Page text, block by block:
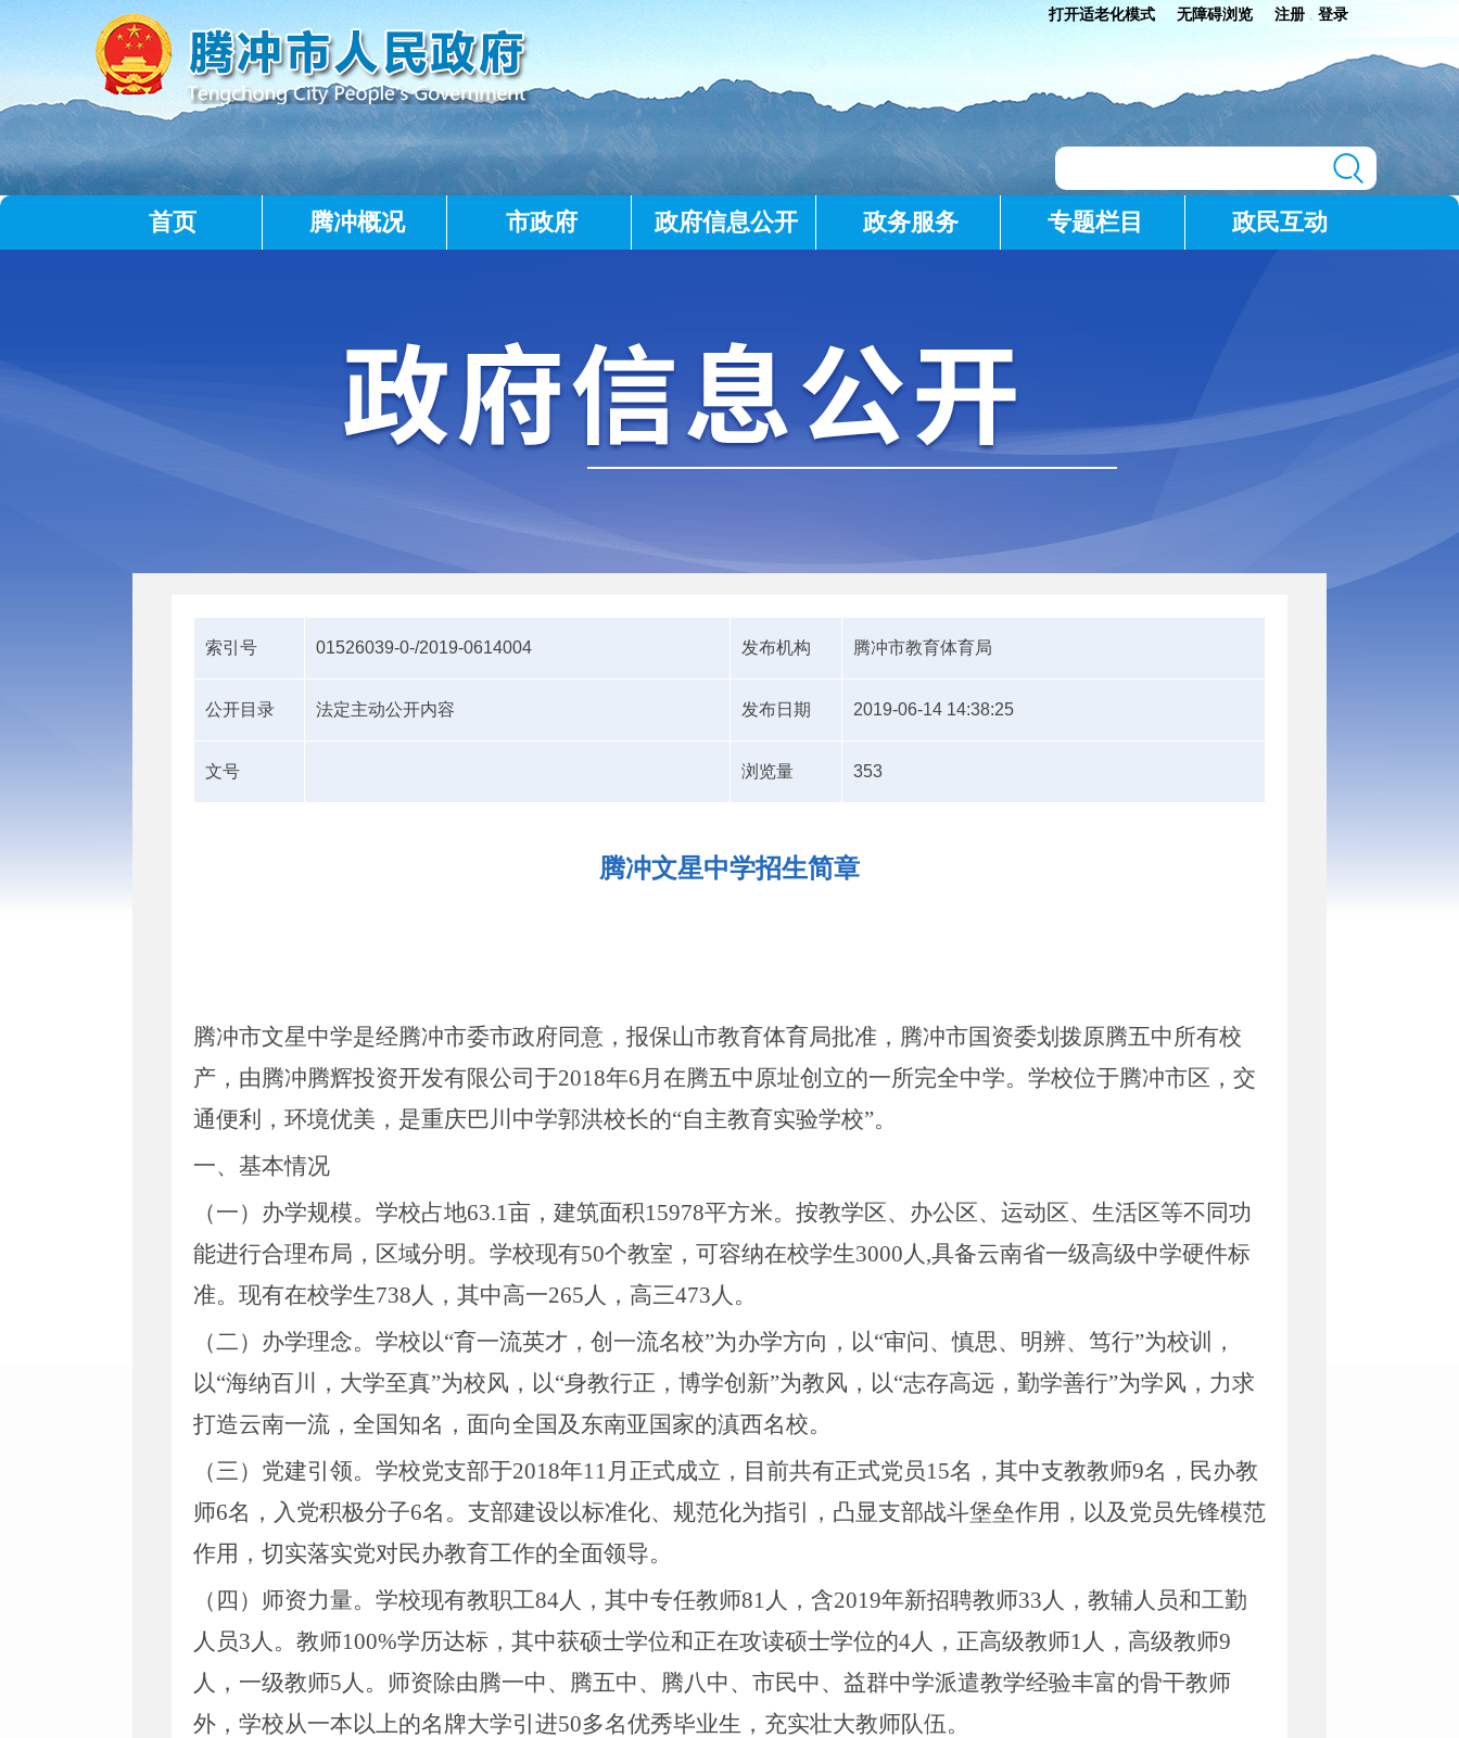
打开适老化模式 无障碍浏览 注册 登录
首页 腾冲概况 市政府 政府信息公开 政务服务 专题栏目 政民互动
索引号 01526039-0-/2019-0614004 发布机构 腾冲市教育体育局
公开目录 法定主动公开内容 发布日期 2019-06-14 14:38:25
文号 浏览量 353
腾冲文星中学招生简章
腾冲市文星中学是经腾冲市委市政府同意，报保山市教育体育局批准，腾冲市国资委划拨原腾五中所有校
产，由腾冲腾辉投资开发有限公司于2018年6月在腾五中原址创立的一所完全中学。学校位于腾冲市区，交
通便利，环境优美，是重庆巴川中学郭洪校长的“自主教育实验学校”。
一、基本情况
（一）办学规模。学校占地63.1亩，建筑面积15978平方米。按教学区、办公区、运动区、生活区等不同功
能进行合理布局，区域分明。学校现有50个教室，可容纳在校学生3000人,具备云南省一级高级中学硬件标
准。现有在校学生738人，其中高一265人，高三473人。
（二）办学理念。学校以“育一流英才，创一流名校”为办学方向，以“审问、慎思、明辨、笃行”为校训，
以“海纳百川，大学至真”为校风，以“身教行正，博学创新”为教风，以“志存高远，勤学善行”为学风，力求
打造云南一流，全国知名，面向全国及东南亚国家的滇西名校。
（三）党建引领。学校党支部于2018年11月正式成立，目前共有正式党员15名，其中支教教师9名，民办教
师6名，入党积极分子6名。支部建设以标准化、规范化为指引，凸显支部战斗堡垒作用，以及党员先锋模范
作用，切实落实党对民办教育工作的全面领导。
（四）师资力量。学校现有教职工84人，其中专任教师81人，含2019年新招聘教师33人，教辅人员和工勤
人员3人。教师100%学历达标，其中获硕士学位和正在攻读硕士学位的4人，正高级教师1人，高级教师9
人，一级教师5人。师资除由腾一中、腾五中、腾八中、市民中、益群中学派遣教学经验丰富的骨干教师
外，学校从一本以上的名牌大学引进50多名优秀毕业生，充实壮大教师队伍。